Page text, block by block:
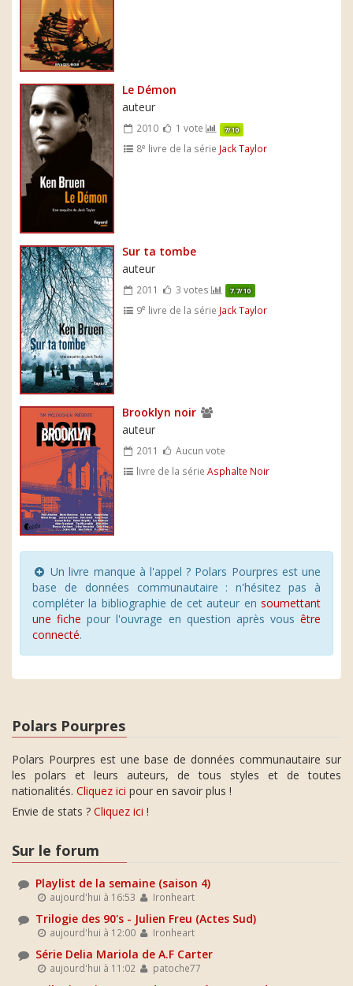
Le Démon
auteur
2010 1 vote 7/10
8e livre de la série Jack Taylor
Sur ta tombe
auteur
2011 3 votes 7.7/10
9e livre de la série Jack Taylor
Brooklyn noir
auteur
2011
Aucun vote
livre de la sérieAsphalte Noir
Un livre manque à l'appel ? Polars Pourpres est une
base de données communautaire : n'hésitez pas à
compléter la bibliographie de cet auteur en soumettant
une fiche pour l'ouvrage en question après vous être
connecté.
Polars Pourpres
Polars Pourpres est une base de données communautaire sur
les polars et leurs auteurs, de tous styles et de toutes
nationalités. Cliquez ici pour en savoir plus !
Envie de stats ? Cliquez ici !
Sur le forum
Playlist de la semaine (saison 4)
aujourd'hui à 16:53 Ironheart
Trilogie des 90's - Julien Freu (Actes Sud)
aujourd'hui à 12:00 Ironheart
Série Delia Mariola de A.F Carter
aujourd'hui à 11:02 patoche77